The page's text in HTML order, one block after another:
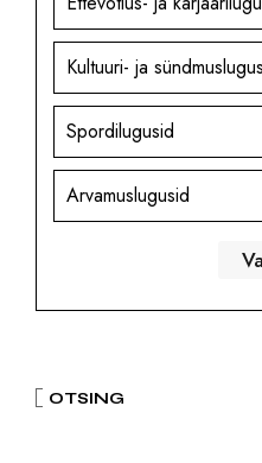
Kultuuri- ja
Spordilugusid
Arvamuslugusid
OTSING